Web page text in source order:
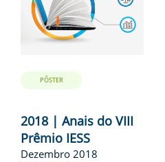
PÔSTER
2018 | Anais do VIII
Prêmio IESS
Dezembro 2018